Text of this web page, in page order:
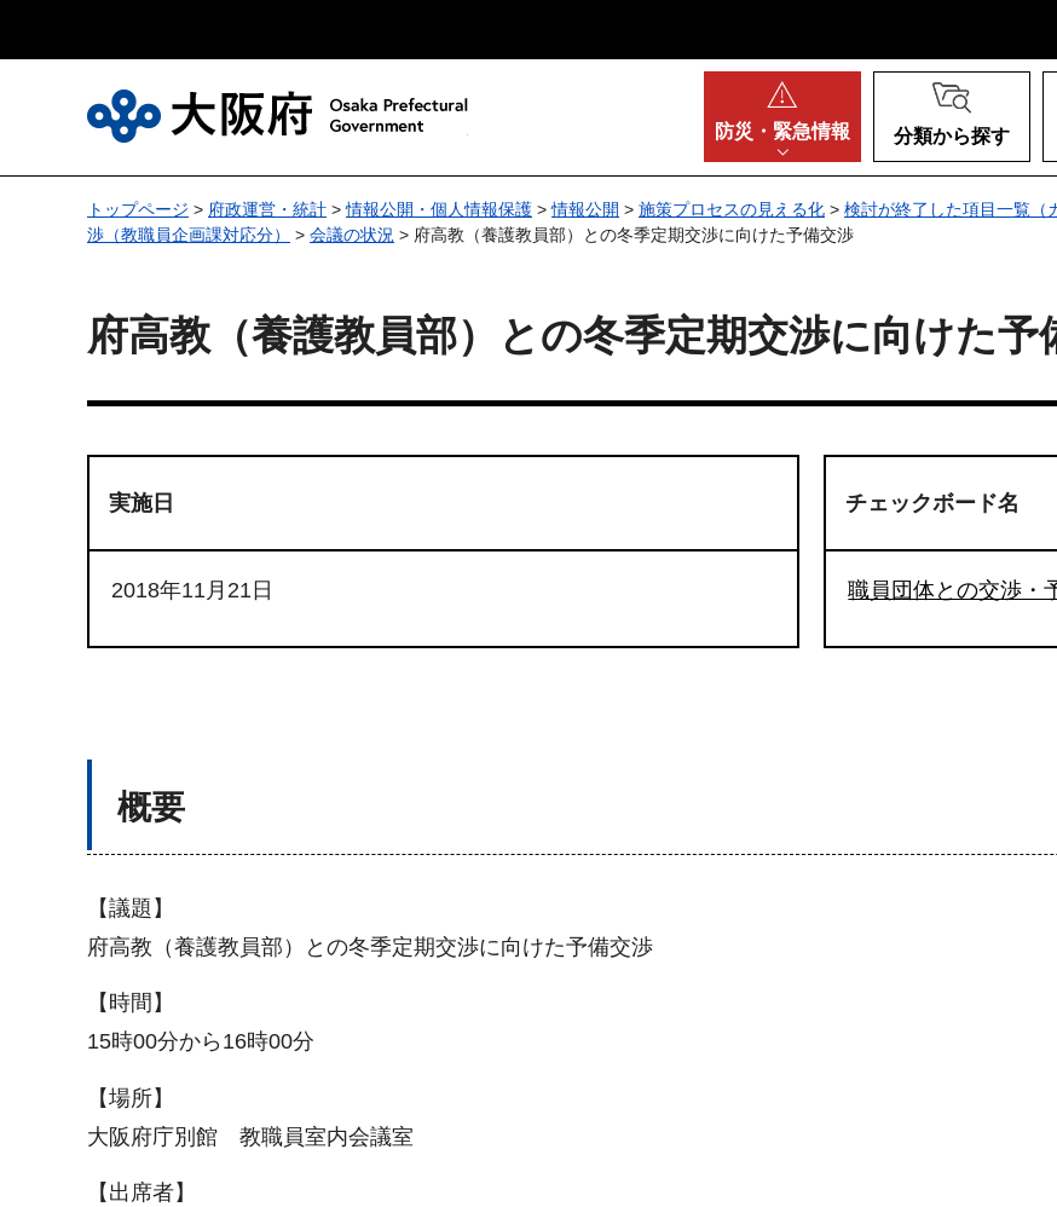
防災・ 緊急情報 分類から探す
トップページ > 府政運営・統計 >情報公開・個人情報保護 >情報公開 > 施策プロセスの見える化 > 検討が終了した項目一覧（
渉（教職員企画課対応分）
> 会議の状況 > 府高教（養護教員部）との冬季定期交渉に向けた予備交渉
府高教（養護教員部）との冬季定期交渉に向けた予
実施日
2018年11月21日
チェックボード名
職員団体との交渉・
概要
【議題】
府高教（養護教員部）との冬季定期交渉に向けた予備交渉
【時間】
15時00分から16時00分
【場所】
大阪府庁別館 教職員室内会議室
【出席者】